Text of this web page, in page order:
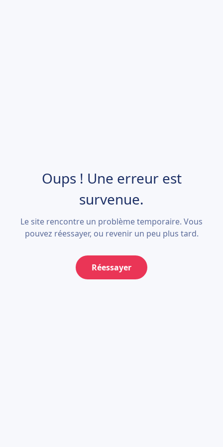
Oups ! Une erreur est
survenue.
Le site rencontre un problème temporaire. Vous
pouvez réessayer, ou revenir un peu plus tard.
Réessayer